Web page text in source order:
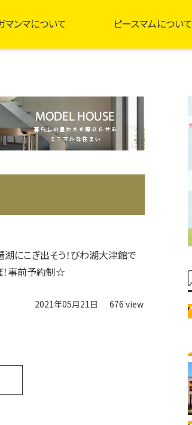
マンマについて ピースマムについて
にこぎ出そう！びわ湖大津館で
！事前予約制☆
2021年05月21日 676 view